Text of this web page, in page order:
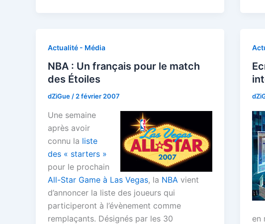
Actualité - Média
NBA : Un français pour le match
des Étoiles
dZiGue/2 février 2007
Une semaine
après avoir
connu la liste
des « starters »
pour le prochain
All-Star Game à Las Vegas, la NBA vient
d’annoncer la liste des joueurs qui
participeront à l’évènement comme
remplaçants. Désignés par les 30
en